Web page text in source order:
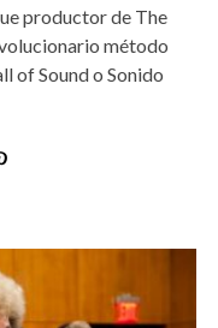
productor de The
método
of Sound o Sonido